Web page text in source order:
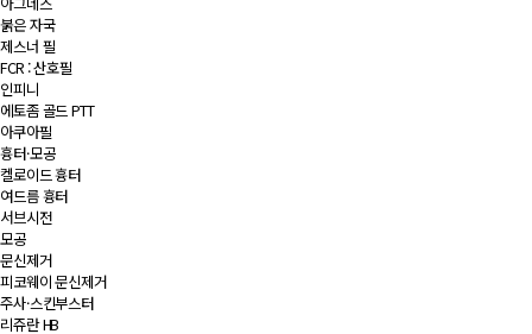
붉은 자국
제스너 필
FCR : 산호필
인피니
에토좀 골드 PTT
아쿠아필
흉터·모공
켈로이드 흉터
여드름 흉터
서브시전
모공
문신제거
피코웨이 문신제거
주사·스킨부스터
리쥬란 HB